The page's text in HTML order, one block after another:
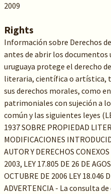
2009
Rights
Información sobre Derechos
antes de abrir los
uruguaya protege el derecho
literaria, científica o artística,
sus derechos morales, como
patrimoniales con sujeción a
común y las siguientes leyes
1937 SOBRE PROPIEDAD
MODIFICACIONES
AUTOR Y DERECHOS
2003, LEY 17.805 DE 26 DE
OCTUBRE DE 2006 LEY 18.046
ADVERTENCIA - La consulta